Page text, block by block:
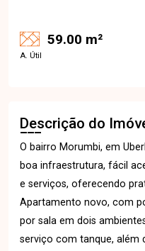
59.00 m²
A. Útil
Descrição do
O bairro Morumbi, em
boa infraestrutura, fácil
e serviços, oferecendo
Apartamento novo, com
por sala em dois
serviço com tanque, além